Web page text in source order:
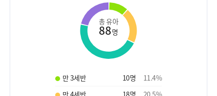
총 유아
88명
만 3세반 10명 11.4%
만 4세반
18명 20.5%